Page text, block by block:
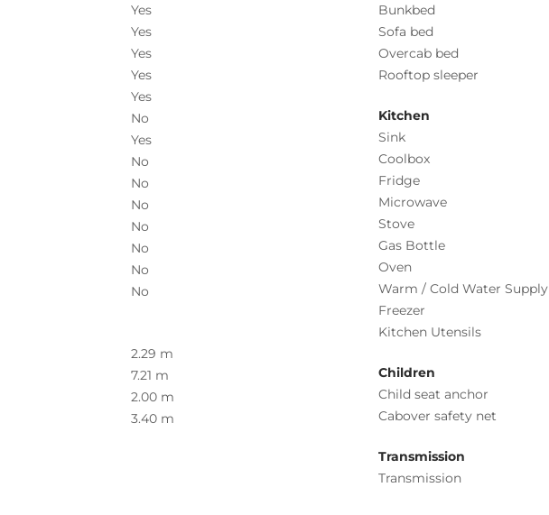
Yes
Yes
Yes
Yes
Yes
No
Yes
No
No
No
No
No
No
No
2.29 m
7.21 m
2.00 m
3.40 m
Bunkbed
Sofa bed
Overcab bed
Rooftop sleeper
Kitchen
Sink
Coolbox
Fridge
Microwave
Stove
Gas Bottle
Oven
Warm / Cold Water Supply
Freezer
Kitchen Utensils
Children
Child seat anchor
Cabover safety net
Transmission
Transmission